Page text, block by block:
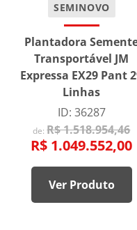
SEMINOVO
Plantadora
Transportável JM
Expressa EX29 Pant
Linhas
ID: 36287
de:R$ 1.518.954,46
R$ 1.049.552,00
Ver Produto